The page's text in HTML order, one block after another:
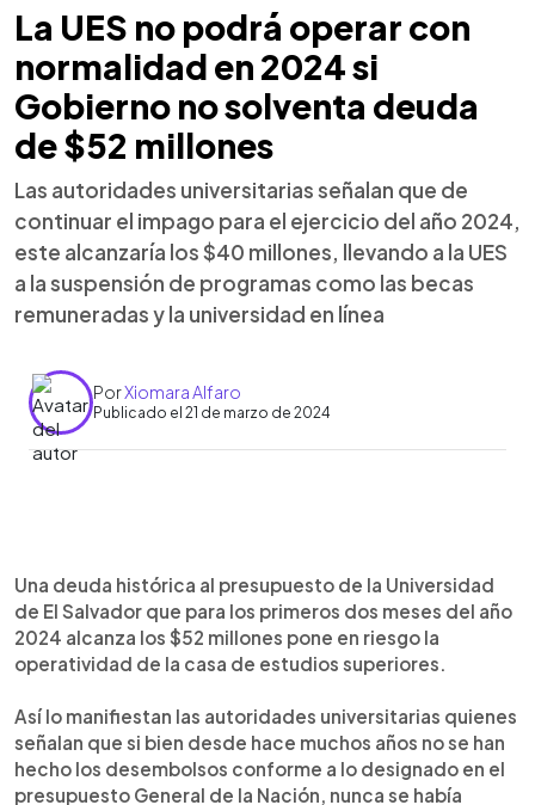
La UES no podrá operar con
normalidad en 2024 si
Gobierno no solventa deuda
de $52 millones
Las autoridades universitarias señalan que de
continuar el impago para el ejercicio del año 2024,
este alcanzaría los $40 millones, llevando a la UES
a la suspensión de programas como las becas
remuneradas y la universidad en línea
PorXiomara Alfaro
Publicado el 21 de marzo de 2024
Una deuda histórica al presupuesto de la Universidad
de El Salvador que para los primeros dos meses del año
2024 alcanza los $52 millones pone en riesgo la
operatividad de la casa de estudios superiores.
Así lo manifiestan las autoridades universitarias quienes
señalan que si bien desde hace muchos años no se han
hecho los desembolsos conforme a lo designado en el
presupuesto General de la Nación, nunca se había